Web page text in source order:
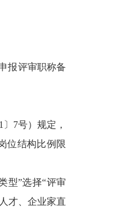
报评审职称备
7号）规定，
位结构比例限
型”选择“评审
才、企业家直